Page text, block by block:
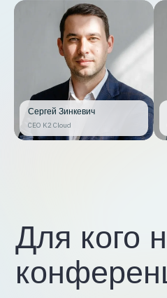
Сергей Зинкевич
CEO K2 Cloud